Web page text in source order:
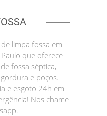
limpa fossa em
que oferece
fossa séptica,
e poços.
e esgoto 24h em
Nos chame